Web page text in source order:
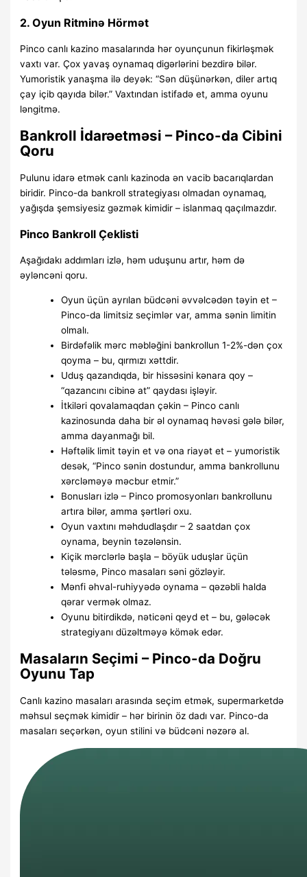
2. Oyun Ritminə Hörmət
Pinco canlı kazino masalarında hər oyunçunun fikirləşmək
vaxtı var. Çox yavaş oynamaq digərlərini bezdirə bilər.
Yumoristik yanaşma ilə deyək: “Sən düşünərkən, diler artıq
çay içib qayıda bilər.” Vaxtından istifadə et, amma oyunu
ləngitmə.
Bankroll İdarəetməsi – Pinco-da Cibini
Qoru
Pulunu idarə etmək canlı kazinoda ən vacib bacarıqlardan
biridir. Pinco-da bankroll strategiyası olmadan oynamaq,
yağışda şemsiyesiz gəzmək kimidir – islanmaq qaçılmazdır.
Pinco Bankroll Çeklisti
Aşağıdakı addımları izlə, həm uduşunu artır, həm də
əyləncəni qoru.
Oyun üçün ayrılan büdcəni əvvəlcədən təyin et –
Pinco-da limitsiz seçimlər var, amma sənin limitin
olmalı.
Birdəfəlik mərc məbləğini bankrollun 1-2%-dən çox
qoyma – bu, qırmızı xəttdir.
Uduş qazandıqda, bir hissəsini kənara qoy –
“qazancını cibinə at” qaydası işləyir.
İtkiləri qovalamaqdan çəkin – Pinco canlı
kazinosunda daha bir əl oynamaq həvəsi gələ bilər,
amma dayanmağı bil.
Həftəlik limit təyin et və ona riayət et – yumoristik
desək, “Pinco sənin dostundur, amma bankrollunu
xərcləməyə məcbur etmir.”
Bonusları izlə – Pinco promosyonları bankrollunu
artıra bilər, amma şərtləri oxu.
Oyun vaxtını məhdudlaşdır – 2 saatdan çox
oynama, beynin təzələnsin.
Kiçik mərclərlə başla – böyük uduşlar üçün
tələsmə, Pinco masaları səni gözləyir.
Mənfi əhval-ruhiyyədə oynama – qəzəbli halda
qərar vermək olmaz.
Oyunu bitirdikdə, nəticəni qeyd et – bu, gələcək
strategiyanı düzəltməyə kömək edər.
Masaların Seçimi – Pinco-da Doğru
Oyunu Tap
Canlı kazino masaları arasında seçim etmək, supermarketdə
məhsul seçmək kimidir – hər birinin öz dadı var. Pinco-da
masaları seçərkən, oyun stilini və büdcəni nəzərə al.